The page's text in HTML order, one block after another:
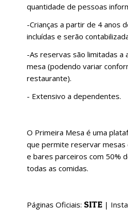
quantidade de pessoas
-Crianças a partir de 4 anos
incluídas e serão
-As reservas são limitadas a
mesa (podendo variar
restaurante).
- Extensivo a dependentes.
O Primeira Mesa é uma
que permite reservar
e bares parceiros com 50%
todas as comidas.
Páginas Oficiais: SITE |